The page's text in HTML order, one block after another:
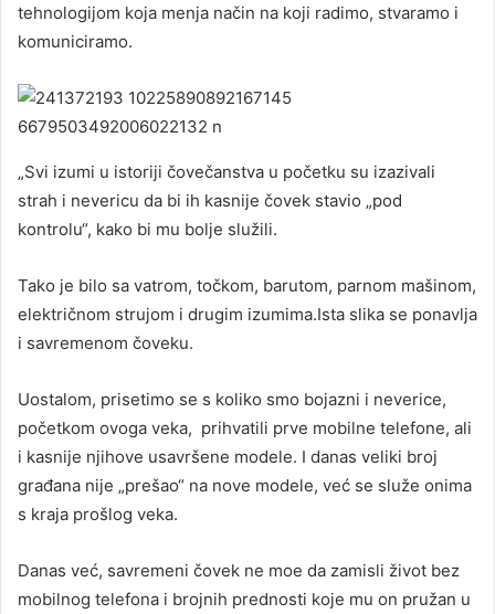
tehnologijom koja menja način na koji radimo, stvaramo i
komuniciramo.
„Svi izumi u istoriji čovečanstva u početku su izazivali
strah i nevericu da bi ih kasnije čovek stavio „pod
kontrolu“, kako bi mu bolje služili.
Tako je bilo sa vatrom, točkom, barutom, parnom mašinom,
električnom strujom i drugim izumima.Ista slika se ponavlja
i savremenom čoveku.
Uostalom, prisetimo se s koliko smo bojazni i neverice,
početkom ovoga veka, prihvatili prve mobilne telefone, ali
i kasnije njihove usavršene modele. I danas veliki broj
građana nije „prešao“ na nove modele, već se služe onima
s kraja prošlog veka.
Danas već, savremeni čovek ne moe da zamisli život bez
mobilnog telefona i brojnih prednosti koje mu on pružan u